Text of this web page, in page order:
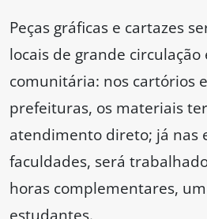
Peças gráficas e cartazes
locais de grande circulação
comunitária: nos cartórios
prefeituras, os materiais
atendimento direto; já nas
faculdades, será
horas complementares,